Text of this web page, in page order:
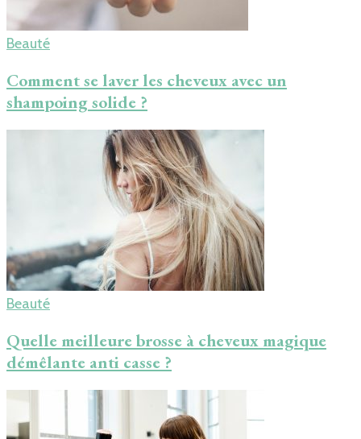
Beauté
Comment se laver les cheveux avec un
shampoing solide ?
Beauté
Quelle meilleure brosse à cheveux magique
démêlante anti casse ?